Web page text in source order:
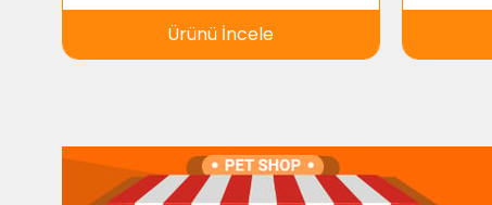
Ürünü İncele